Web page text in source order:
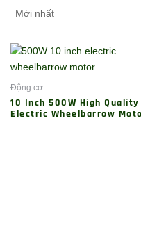
Động cơ
10 Inch 500W High Quality
Electric Wheelbarrow